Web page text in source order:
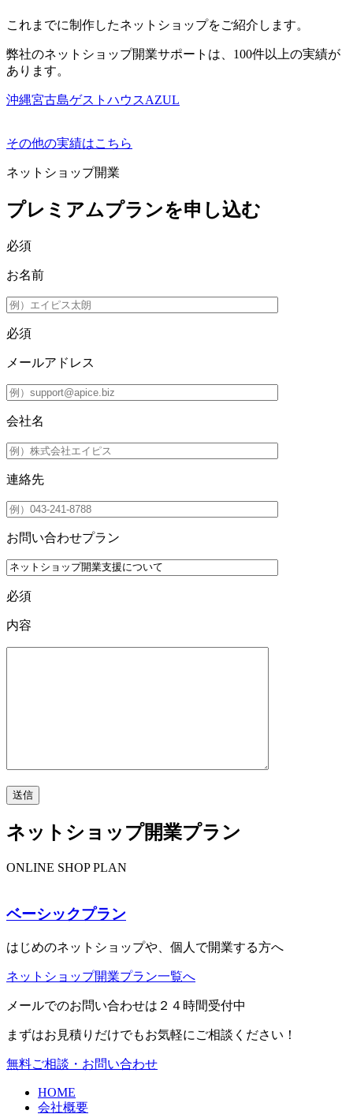
これまでに制作したネットショップをご紹介します。
弊社のネットショップ開業サポートは、100件以上の実績が
あります。
沖縄宮古島ゲストハウスAZUL
その他の実績はこちら
ネットショップ開業
プレミアムプランを申し込む
必須
お名前
必須
メールアドレス
会社名
連絡先
お問い合わせプラン
必須
内容
ネットショップ開業プラン
ONLINE SHOP PLAN
ベーシックプラン
はじめのネットショップや、個人で開業する方へ
ネットショップ開業プラン一覧へ
メールでのお問い合わせは２４時間受付中
まずはお見積りだけでもお気軽にご相談ください！
無料ご相談・お問い合わせ
HOME
会社概要